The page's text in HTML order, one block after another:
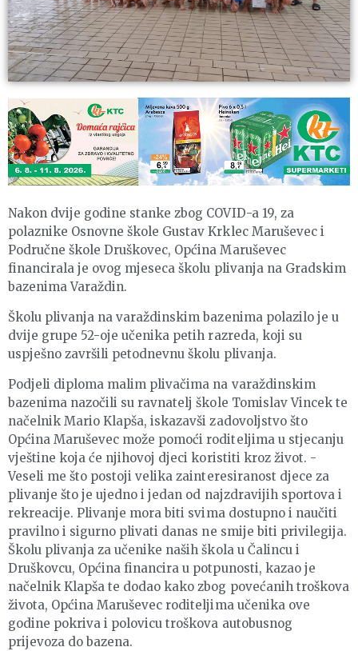
Nakon dvije godine stanke zbog COVID-a 19, za
polaznike Osnovne škole Gustav Krklec Maruševec i
Područne škole Druškovec, Općina Maruševec
financirala je ovog mjeseca školu plivanja na Gradskim
bazenima Varaždin.
Školu plivanja na varaždinskim bazenima polazilo je u
dvije grupe 52-oje učenika petih razreda, koji su
uspješno završili petodnevnu školu plivanja.
Podjeli diploma malim plivačima na varaždinskim
bazenima nazočili su ravnatelj škole Tomislav Vincek te
načelnik Mario Klapša, iskazavši zadovoljstvo što
Općina Maruševec može pomoći roditeljima u stjecanju
vještine koja će njihovoj djeci koristiti kroz život. -
Veseli me što postoji velika zainteresiranost djece za
plivanje što je ujedno i jedan od najzdravijih sportova i
rekreacije. Plivanje mora biti svima dostupno i naučiti
pravilno i sigurno plivati danas ne smije biti privilegija.
Školu plivanja za učenike naših škola u Čalincu i
Druškovcu, Općina financira u potpunosti, kazao je
načelnik Klapša te dodao kako zbog povećanih troškova
života, Općina Maruševec roditeljima učenika ove
godine pokriva i polovicu troškova autobusnog
prijevoza do bazena.